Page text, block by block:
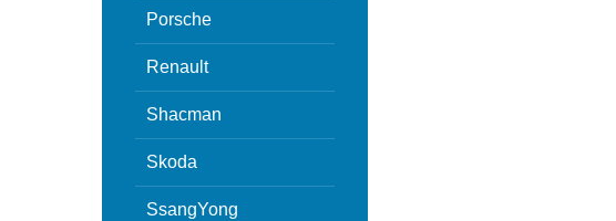
Porsche
Renault
Shacman
Skoda
SsangYong